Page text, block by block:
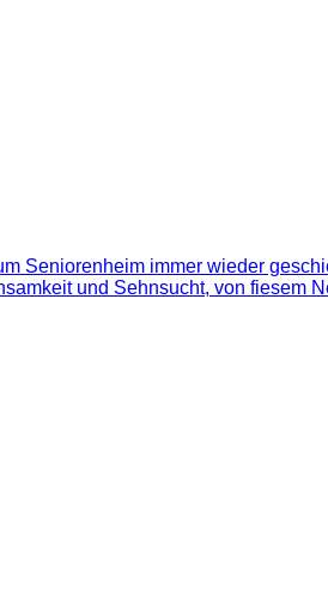
Seniorenheim immer wieder
und Sehnsucht, von fiesem